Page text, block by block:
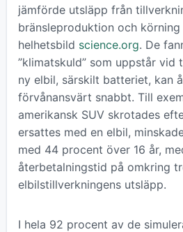
jämförde utsläpp från
bränsleproduktion och
helhetsbild science.org. De
”klimatskuld” som uppstår vid
ny elbil, särskilt batteriet, kan
förvånansvärt snabbt. Till
amerikansk SUV skrotades
ersattes med en elbil,
med 44 procent över 16 år,
återbetalningstid på omkring
elbilstillverkningens utsläpp.
I hela 92 procent av de